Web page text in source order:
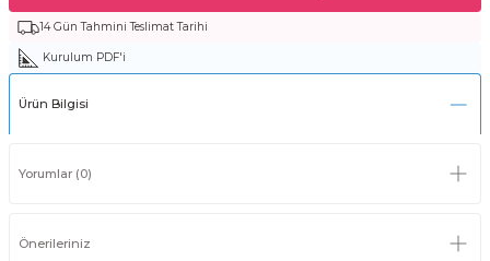
14 Gün Tahmini Teslimat Tarihi
Kurulum PDF'i
Ürün Bilgisi
Yorumlar (0)
Önerileriniz